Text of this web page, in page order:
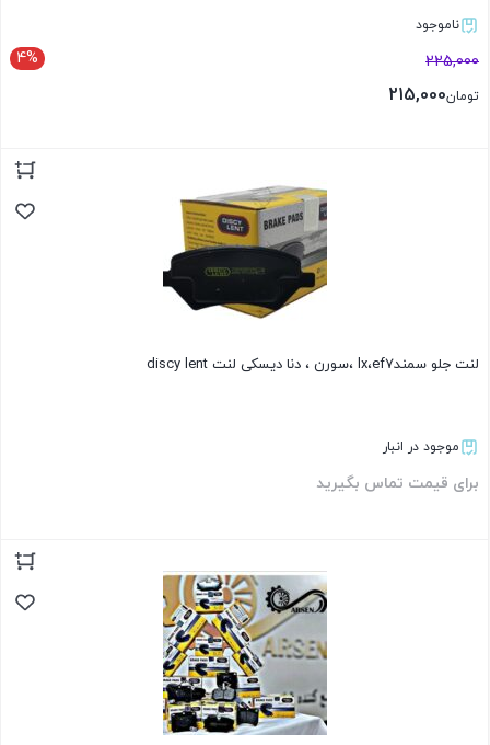
ناموجود
4% 225,000
تومان215,000
لنت جلو سمندlx،ef7 ،سورن ، دنا دیسکی لنت discy lent
موجود در انبار
برای قیمت تماس بگیرید